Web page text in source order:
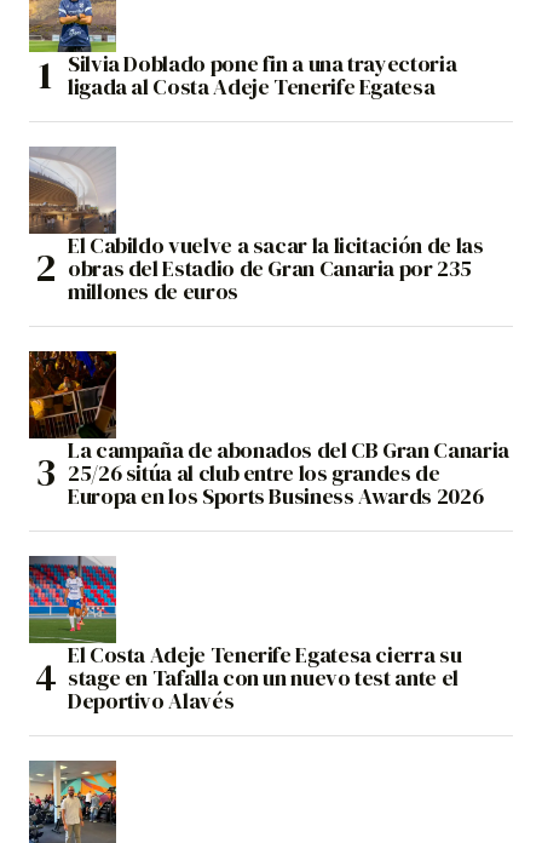
Silvia Doblado pone fin a una trayectoria
ligada al Costa Adeje Tenerife Egatesa
El Cabildo vuelve a sacar la licitación de las
obras del Estadio de Gran Canaria por 235
millones de euros
La campaña de abonados del CB Gran Canaria
25/26 sitúa al club entre los grandes de
Europa en los Sports Business Awards 2026
El Costa Adeje Tenerife Egatesa cierra su
stage en Tafalla con un nuevo test ante el
Deportivo Alavés